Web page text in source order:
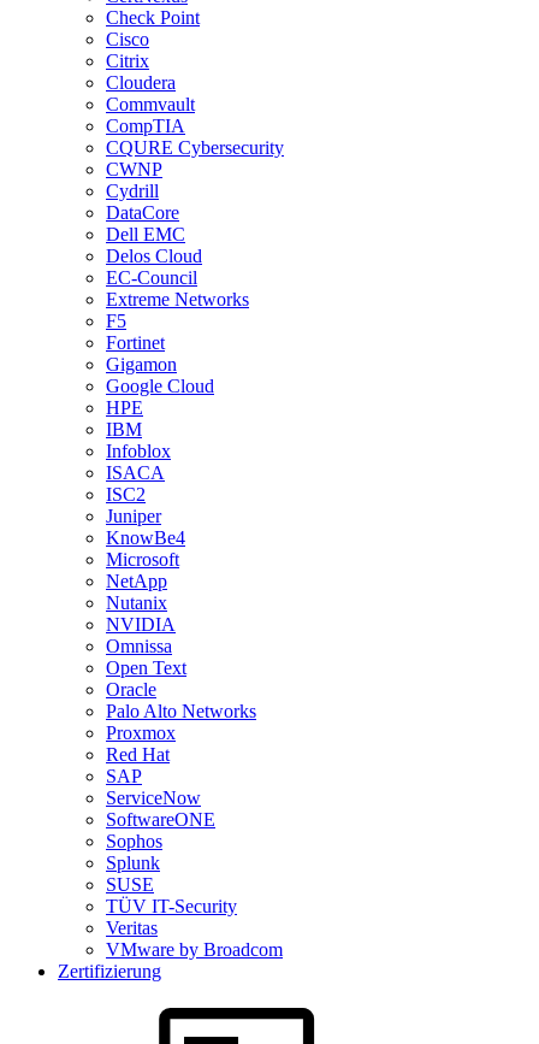
Check Point
Cisco
Citrix
Cloudera
Commvault
CompTIA
CQURE Cybersecurity
CWNP
Cydrill
DataCore
Dell EMC
Delos Cloud
EC-Council
Extreme Networks
F5
Fortinet
Gigamon
Google Cloud
HPE
IBM
Infoblox
ISACA
ISC2
Juniper
KnowBe4
Microsoft
NetApp
Nutanix
NVIDIA
Omnissa
Open Text
Oracle
Palo Alto Networks
Proxmox
Red Hat
SAP
ServiceNow
SoftwareONE
Sophos
Splunk
SUSE
TÜV IT-Security
Veritas
VMware by Broadcom
Zertifizierung